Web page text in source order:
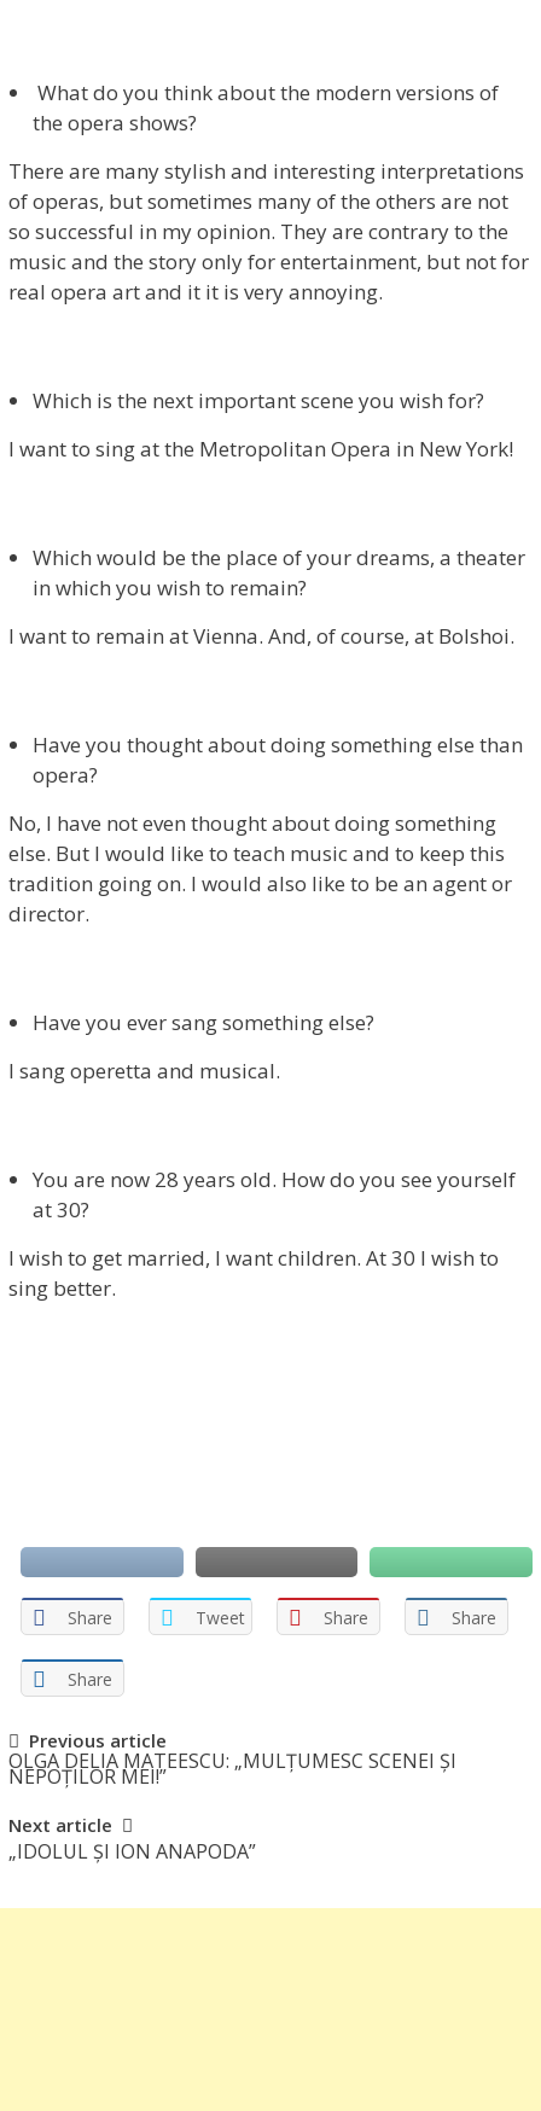
What do you think about the modern versions of
the opera shows?
There are many stylish and interesting interpretations
of operas, but sometimes many of the others are not
so successful in my opinion. They are contrary to the
music and the story only for entertainment, but not for
real opera art and it it is very annoying.
Which is the next important scene you wish for?
I want to sing at the Metropolitan Opera in New York!
Which would be the place of your dreams, a theater
in which you wish to remain?
I want to remain at Vienna. And, of course, at Bolshoi.
Have you thought about doing something else than
opera?
No, I have not even thought about doing something
else. But I would like to teach music and to keep this
tradition going on. I would also like to be an agent or
director.
Have you ever sang something else?
I sang operetta and musical.
You are now 28 years old. How do you see yourself
at 30?
I wish to get married, I want children. At 30 I wish to
sing better.
Share Tweet Share Share
Share
Post
navigation
Previous article
OLGA DELIA MATEESCU: „MULȚUMESC SCENEI ȘI
NEPOȚILOR MEI!”
Next article
„IDOLUL ȘI ION ANAPODA”